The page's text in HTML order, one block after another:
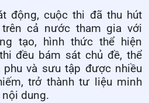
động, cuộc thi đã thu hút
cả nước tham gia với
tạo, hình thức thể hiện
đều bám sát chủ đề, thể
và sưu tập được nhiều
trở thành tư liệu minh
dung.